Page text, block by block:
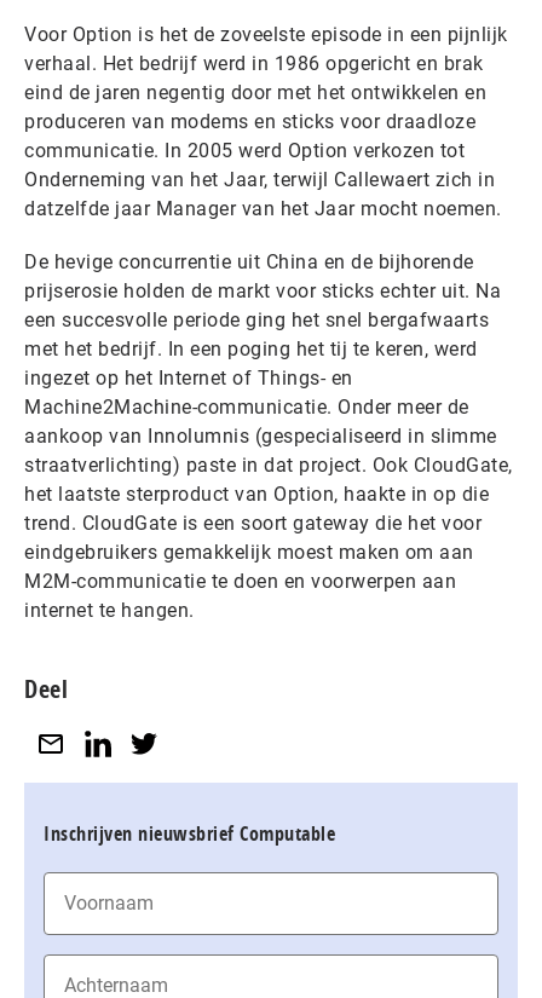
Voor Option is het de zoveelste episode in een pijnlijk
verhaal. Het bedrijf werd in 1986 opgericht en brak
eind de jaren negentig door met het ontwikkelen en
produceren van modems en sticks voor draadloze
communicatie. In 2005 werd Option verkozen tot
Onderneming van het Jaar, terwijl Callewaert zich in
datzelfde jaar Manager van het Jaar mocht noemen.
De hevige concurrentie uit China en de bijhorende
prijserosie holden de markt voor sticks echter uit. Na
een succesvolle periode ging het snel bergafwaarts
met het bedrijf. In een poging het tij te keren, werd
ingezet op het Internet of Things- en
Machine2Machine-communicatie. Onder meer de
aankoop van Innolumnis (gespecialiseerd in slimme
straatverlichting) paste in dat project. Ook CloudGate,
het laatste sterproduct van Option, haakte in op die
trend. CloudGate is een soort gateway die het voor
eindgebruikers gemakkelijk moest maken om aan
M2M-communicatie te doen en voorwerpen aan
internet te hangen.
Deel
Inschrijven nieuwsbrief Computable